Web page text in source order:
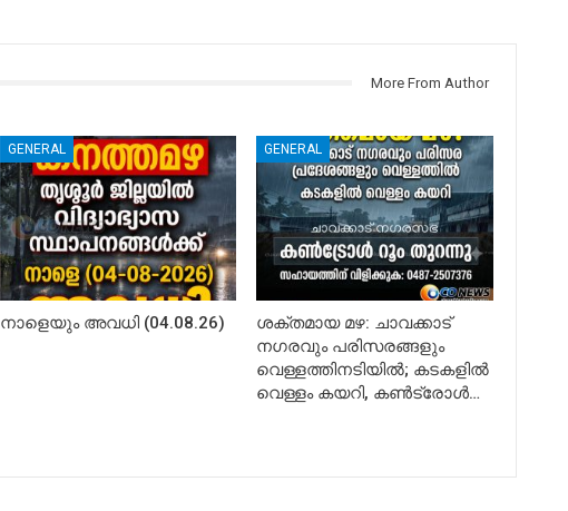
More From Author
GENERAL
നാളെയും അവധി (04.08.26)
GENERAL
ശക്തമായ മഴ: ചാവക്കാട്
നഗരവും പരിസരങ്ങളും
വെള്ളത്തിനടിയിൽ; കടകളിൽ
വെള്ളം കയറി, കൺട്രോൾ…